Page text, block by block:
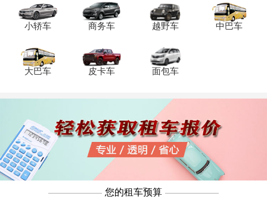
小轿车 商务车 越野车 中巴车
大巴车 皮卡车 面包车
您的租车预算